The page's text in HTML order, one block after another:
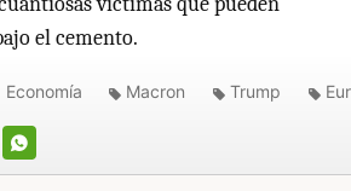
el cemento.
WHATSAPP
Economía Macron Trump